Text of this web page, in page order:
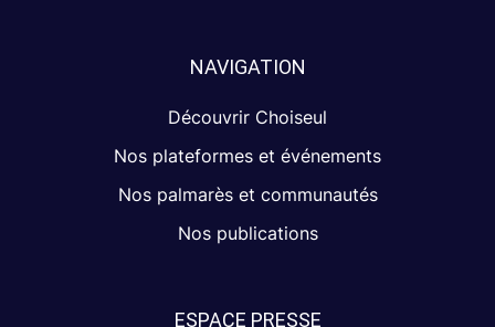
NAVIGATION
Découvrir Choiseul
Nos plateformes et événements
Nos palmarès et communautés
Nos publications
ESPACE PRESSE